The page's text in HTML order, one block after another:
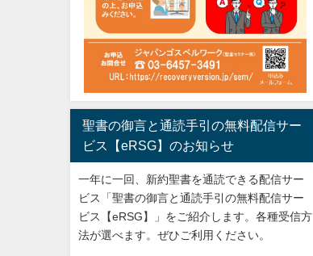
聖書の御言と通読手引の無料配信サー
ビス【eRSG】のお知らせ
一年に一回、新約聖書を通読できる配信サー
ビス「聖書の御言と通読手引の無料配信サー
ビス【eRSG】」をご紹介します。各種受信方
法が選べます。ぜひご利用ください。